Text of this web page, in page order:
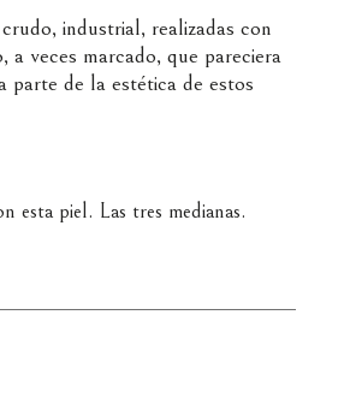
crudo, industrial, realizadas con
a veces marcado, que pareciera
parte de la estética de estos
esta piel. Las tres medianas.